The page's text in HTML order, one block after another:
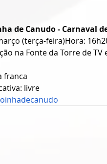
de Canudo - Carnaval
(terça-feira)Hora:
na Fonte da Torre de
franca
livre